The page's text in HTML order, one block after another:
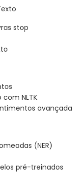
stop
NLTK
avançada
(NER)
pré-treinados